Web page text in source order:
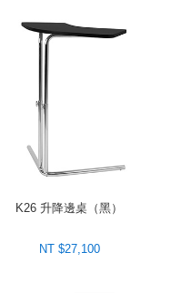
K26 升降邊桌（黑）
NT $27,100